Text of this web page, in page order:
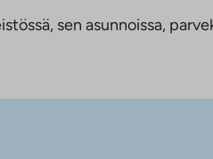
sen asunnoissa,